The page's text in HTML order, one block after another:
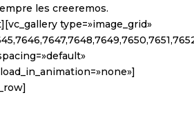
les creeremos.
type=»image_grid»